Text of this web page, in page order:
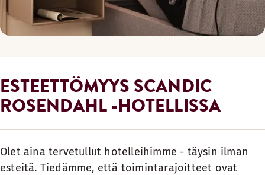
ESTEETTÖMYYS SCANDIC
ROSENDAHL -HOTELLISSA
Olet aina tervetullut hotelleihimme - täysin ilman
esteitä. Tiedämme, että toimintarajoitteet ovat